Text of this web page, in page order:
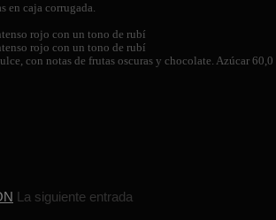
en caja corrugada.
rojo con un tono de rubí
rojo con un tono de rubí
con notas de frutas oscuras y chocolate. Azúcar
La siguiente entrada